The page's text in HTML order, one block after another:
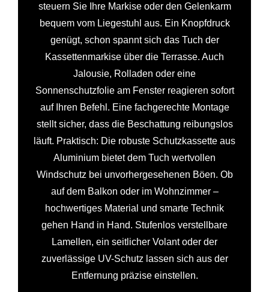
steuern Sie Ihre Markise oder den Gelenkarm
bequem vom Liegestuhl aus. Ein Knopfdruck
genügt, schon spannt sich das Tuch der
Kassettenmarkise über die Terrasse. Auch
Jalousie, Rolladen oder eine
Sonnenschutzfolie am Fenster reagieren sofort
auf Ihren Befehl. Eine fachgerechte Montage
stellt sicher, dass die Beschattung reibungslos
läuft. Praktisch: Die robuste Schutzkassette aus
Aluminium bietet dem Tuch wertvollen
Windschutz bei unvorhergesehenen Böen. Ob
auf dem Balkon oder im Wohnzimmer –
hochwertiges Material und smarte Technik
gehen Hand in Hand. Stufenlos verstellbare
Lamellen, ein seitlicher Volant oder der
zuverlässige UV-Schutz lassen sich aus der
Entfernung präzise einstellen.